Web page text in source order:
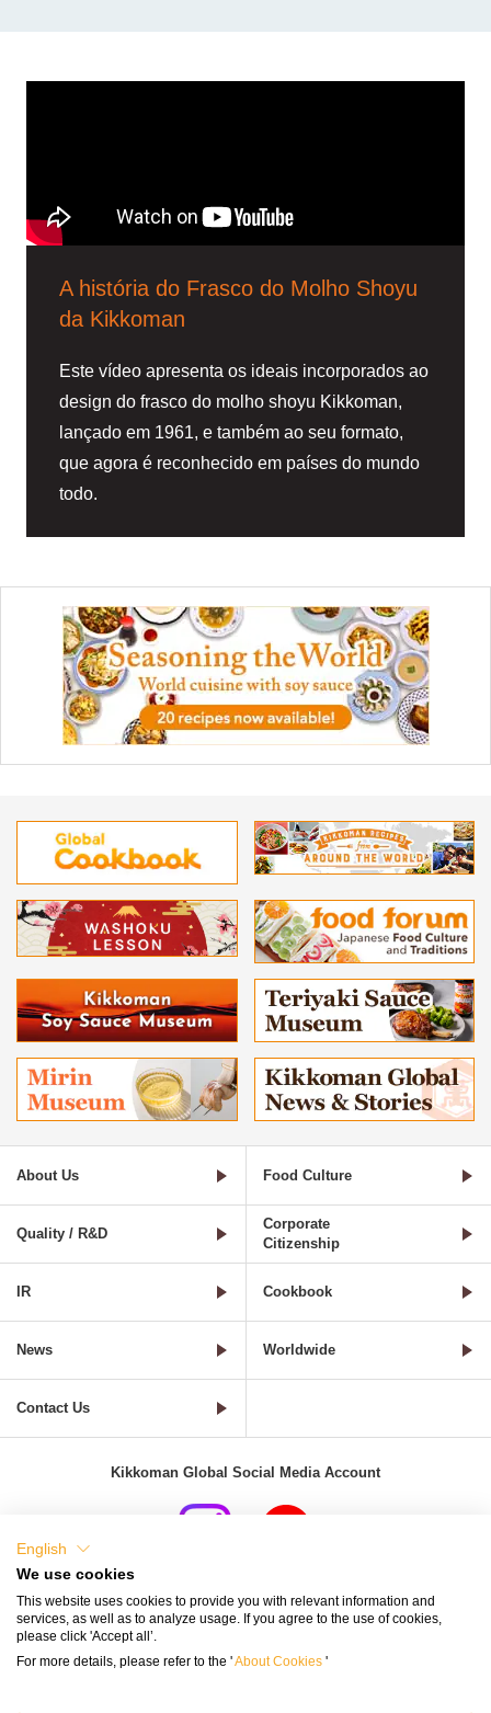
A história do Frasco do Molho Shoyu
da Kikkoman
Este vídeo apresenta os ideais incorporados ao
design do frasco do molho shoyu Kikkoman,
lançado em 1961, e também ao seu formato,
que agora é reconhecido em países do mundo
todo.
About Us Food Culture
Quality / R&D
Corporate
Citizenship
IR Cookbook
News Worldwide
Contact Us
Kikkoman Global Social Media Account
Terms and Conditions of Use of Kikkoman Group Social Media
English
We use cookies
This website uses cookies to provide you with relevant information and
services, as well as to analyze usage. If you agree to the use of cookies,
please click 'Accept all’.
For more details, please refer to the 'About Cookies '